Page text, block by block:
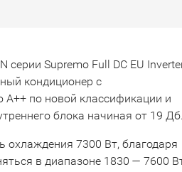
серии Supremo Full DC EU
кондиционер с
по новой классификации и
блока начиная от 19
7300 Вт, благодаря
в диапазоне 1830 — 7600